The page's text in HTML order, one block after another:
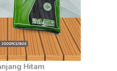
Hitam